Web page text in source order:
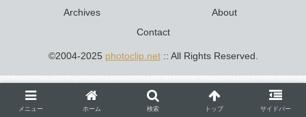
Archives
About
Contact
©2004-2025 photoclip.net:: All Rights Reserved.
メニュー ホーム 検索 トップ サイドバー